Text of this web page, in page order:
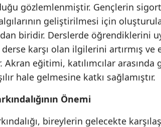
gözlemlenmiştir. Gençlerin
geliştirilmesi için
biridir. Derslerde öğrendiklerini
derse karşı olan ilgilerini artırmış
eğitimi, katılımcılar
hale gelmesine katkı sağlamıştır.
Önemi
bireylerin gelecekte